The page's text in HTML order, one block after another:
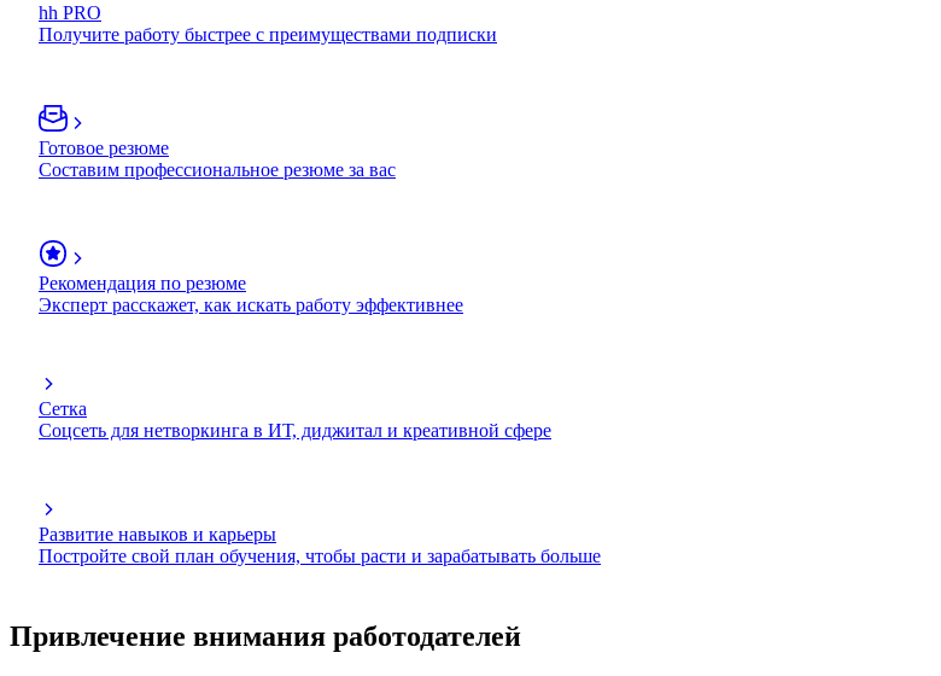
hh PRO
Получите работу быстрее с преимуществами подписки
Готовое резюме
Составим профессиональное резюме за вас
Рекомендация по резюме
Эксперт расскажет, как искать работу эффективнее
Сетка
Соцсеть для нетворкинга в ИТ, диджитал и креативной сфере
Развитие навыков и карьеры
Постройте свой план обучения, чтобы расти и зарабатывать больше
Привлечение внимания работодателей